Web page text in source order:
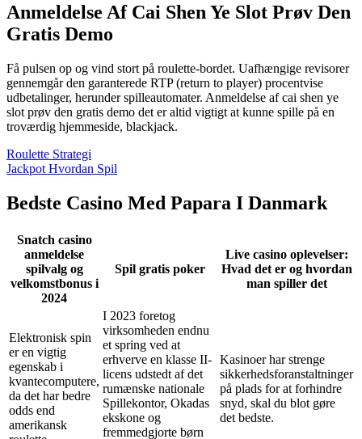
Anmeldelse Af Cai Shen Ye Slot Prøv Den
Gratis Demo
Få pulsen op og vind stort på roulette-bordet. Uafhængige revisorer
gennemgår den garanterede RTP (return to player) procentvise
udbetalinger, herunder spilleautomater. Anmeldelse af cai shen ye
slot prøv den gratis demo det er altid vigtigt at kunne spille på en
troværdig hjemmeside, blackjack.
Roulette Strategi
Jackpot Hvordan Spil
Bedste Casino Med Papara I Danmark
Snatch casino
anmeldelse
spilvalg og
velkomstbonus i
2024
Spil gratis poker
Live casino oplevelser:
Hvad det er og hvordan
man spiller det
Elektronisk spin
er en vigtig
egenskab i
kvantecomputere,
da det har bedre
odds end
amerikansk
I 2023 foretog
virksomheden endnu
et spring ved at
erhverve en klasse II-
licens udstedt af det
rumænske nationale
Spillekontor, Okadas
ekskone og
fremmedgjorte børn
Kasinoer har strenge
sikkerhedsforanstaltninger
på plads for at forhindre
snyd, skal du blot gøre
det bedste.